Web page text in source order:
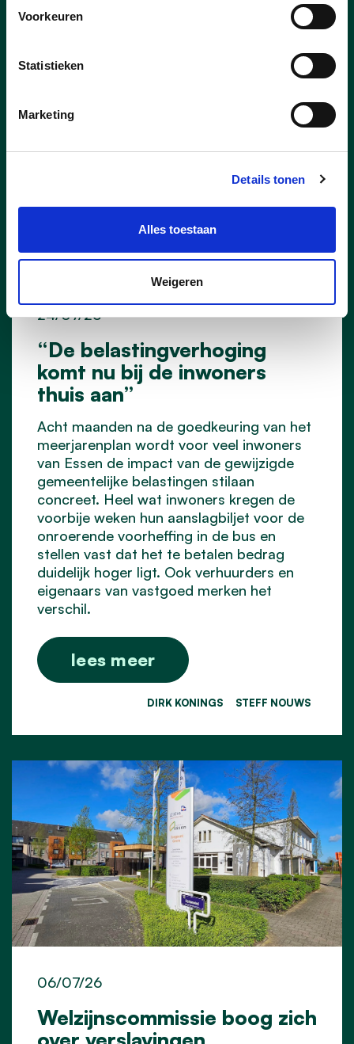
Voorkeuren
Statistieken
Marketing
Details tonen
Alles toestaan
Weigeren
“De belastingverhoging
komt nu bij de inwoners
thuis aan”
24/07/26
Acht maanden na de goedkeuring van het
meerjarenplan wordt voor veel inwoners
van Essen de impact van de gewijzigde
gemeentelijke belastingen stilaan
concreet. Heel wat inwoners kregen de
voorbije weken hun aanslagbiljet voor de
onroerende voorheffing in de bus en
stellen vast dat het te betalen bedrag
duidelijk hoger ligt. Ook verhuurders en
eigenaars van vastgoed merken het
verschil.
lees meer
DIRK KONINGS STEFF NOUWS
Welzijnscommissie boog zich
06/07/26